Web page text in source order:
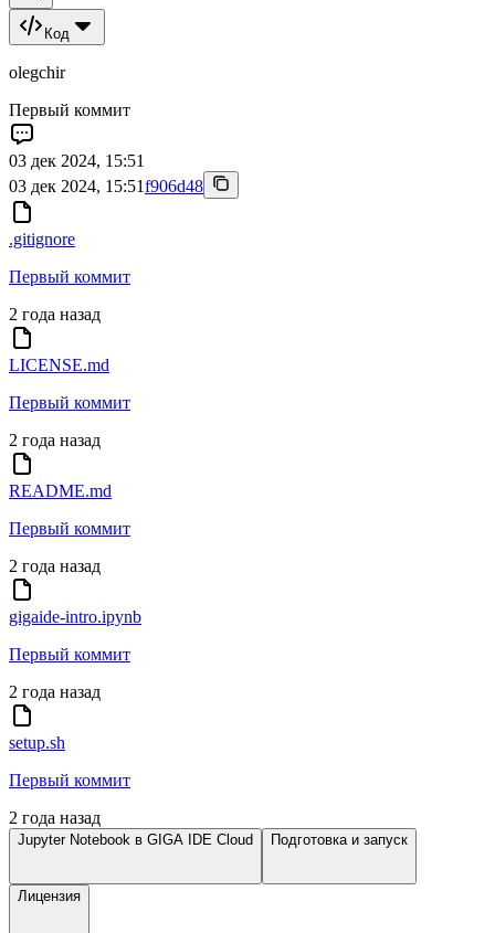
Код
olegchir
Первый коммит
03 дек 2024, 15:51
03 дек 2024, 15:51f906d48
.gitignore
Первый коммит
2 года назад
LICENSE.md
Первый коммит
2 года назад
README.md
Первый коммит
2 года назад
gigaide-intro.ipynb
Первый коммит
2 года назад
setup.sh
Первый коммит
2 года назад
Jupyter Notebook в GIGA IDE Cloud Подготовка и запуск
Лицензия